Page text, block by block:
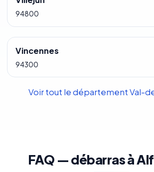
94800
Vincennes
94300
Voir tout le département Val-
FAQ — débarras à